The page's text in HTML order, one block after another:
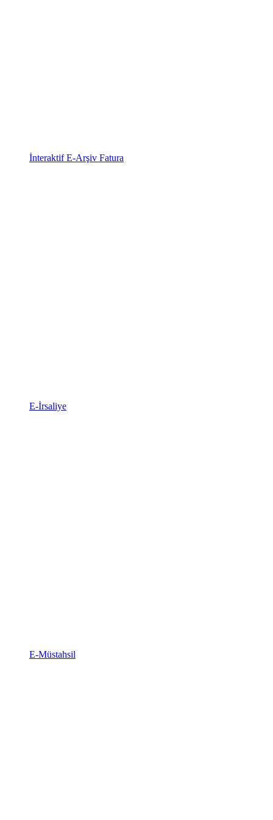
İnteraktif E-Arşiv Fatura
E-İrsaliye
E-Müstahsil